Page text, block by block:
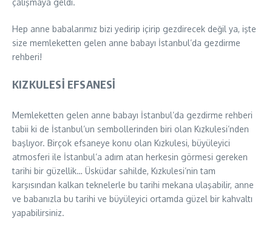
Hep anne babalarımız bizi yedirip içirip gezdirecek değil ya, işte
size memleketten gelen anne babayı İstanbul’da gezdirme
rehberi!
KIZKULESİ EFSANESİ
Memleketten gelen anne babayı İstanbul’da gezdirme rehberi
tabii ki de İstanbul’un sembollerinden biri olan Kızkulesi’nden
başlıyor. Birçok efsaneye konu olan Kızkulesi, büyüleyici
atmosferi ile İstanbul’a adım atan herkesin görmesi gereken
tarihi bir güzellik… Üsküdar sahilde, Kızkulesi’nin tam
karşısından kalkan teknelerle bu tarihi mekana ulaşabilir, anne
ve babanızla bu tarihi ve büyüleyici ortamda güzel bir kahvaltı
yapabilirsiniz.